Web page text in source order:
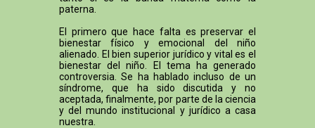
paterna.
El primero que hace falta es preservar el
bienestar físico y emocional del niño
alienado. El bien superior jurídico y vital es el
bienestar del niño. El tema ha generado
controversia. Se ha hablado incluso de un
síndrome, que ha sido discutida y no
aceptada, finalmente, por parte de la ciencia
y del mundo institucional y jurídico a casa
nuestra.